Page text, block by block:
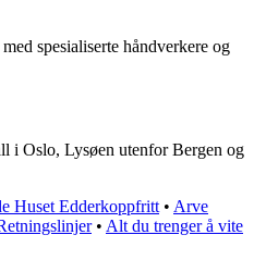
spesialiserte håndverkere og
i Oslo, Lysøen utenfor Bergen og
Huset Edderkoppfritt • Arve
• Alt du trenger å vite